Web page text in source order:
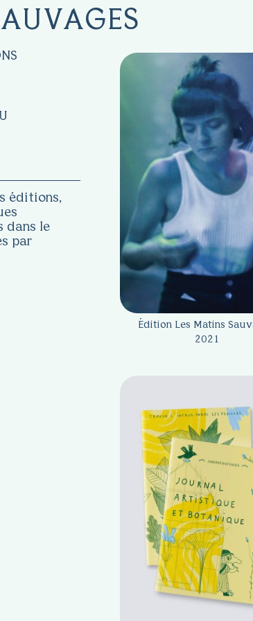
éditions,
dans le
par
Édition Les Matins
2021